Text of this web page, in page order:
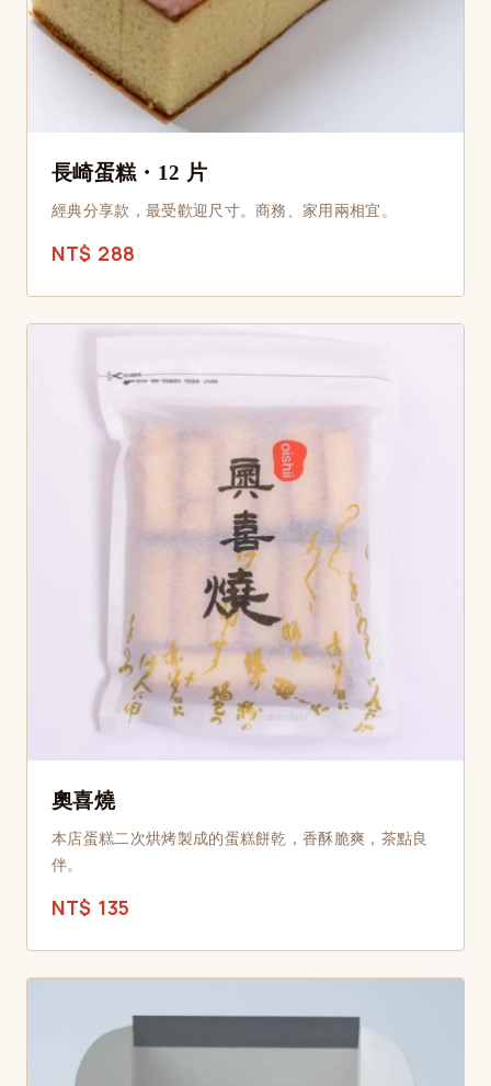
長崎蛋糕・12 片
經典分享款，最受歡迎尺寸。商務、家用兩相宜。
NT$ 288
奧喜燒
本店蛋糕二次烘烤製成的蛋糕餅乾，香酥脆爽，茶點良
伴。
NT$ 135